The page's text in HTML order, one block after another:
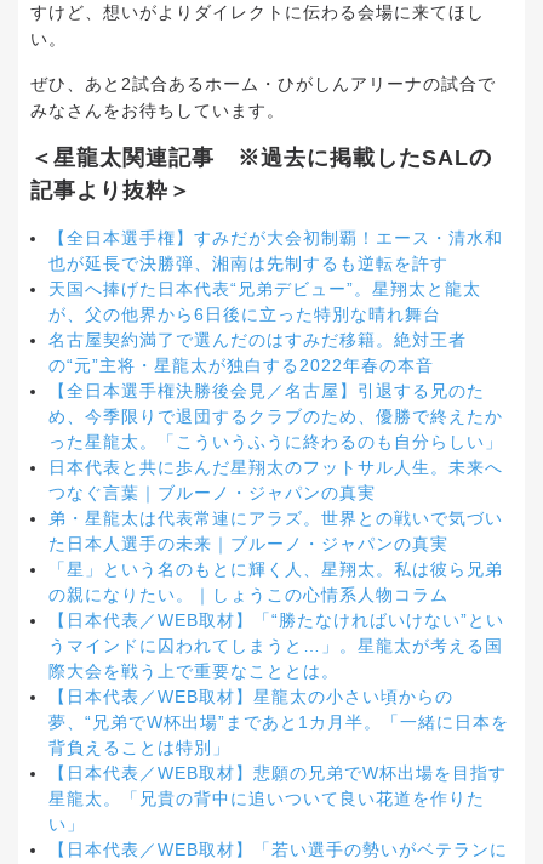
すけど、想いがよりダイレクトに伝わる会場に来てほし
い。
ぜひ、あと2試合あるホーム・ひがしんアリーナの試合で
みなさんをお待ちしています。
＜星龍太関連記事 ※過去に掲載したSALの
記事より抜粋＞
【全日本選手権】すみだが大会初制覇！エース・清水和
也が延長で決勝弾、湘南は先制するも逆転を許す
天国へ捧げた日本代表“兄弟デビュー”。星翔太と龍太
が、父の他界から6日後に立った特別な晴れ舞台
名古屋契約満了で選んだのはすみだ移籍。絶対王者
の“元”主将・星龍太が独白する2022年春の本音
【全日本選手権決勝後会見／名古屋】引退する兄のた
め、今季限りで退団するクラブのため、優勝で終えたか
った星龍太。「こういうふうに終わるのも自分らしい」
日本代表と共に歩んだ星翔太のフットサル人生。未来へ
つなぐ言葉｜ブルーノ・ジャパンの真実
弟・星龍太は代表常連にアラズ。世界との戦いで気づい
た日本人選手の未来｜ブルーノ・ジャパンの真実
「星」という名のもとに輝く人、星翔太。私は彼ら兄弟
の親になりたい。｜しょうこの心情系人物コラム
【日本代表／WEB取材】「“勝たなければいけない”とい
うマインドに囚われてしまうと…」。星龍太が考える国
際大会を戦う上で重要なこととは。
【日本代表／WEB取材】星龍太の小さい頃からの
夢、“兄弟でW杯出場”まであと1カ月半。「一緒に日本を
背負えることは特別」
【日本代表／WEB取材】悲願の兄弟でW杯出場を目指す
星龍太。「兄貴の背中に追いついて良い花道を作りた
い」
【日本代表／WEB取材】「若い選手の勢いがベテランに